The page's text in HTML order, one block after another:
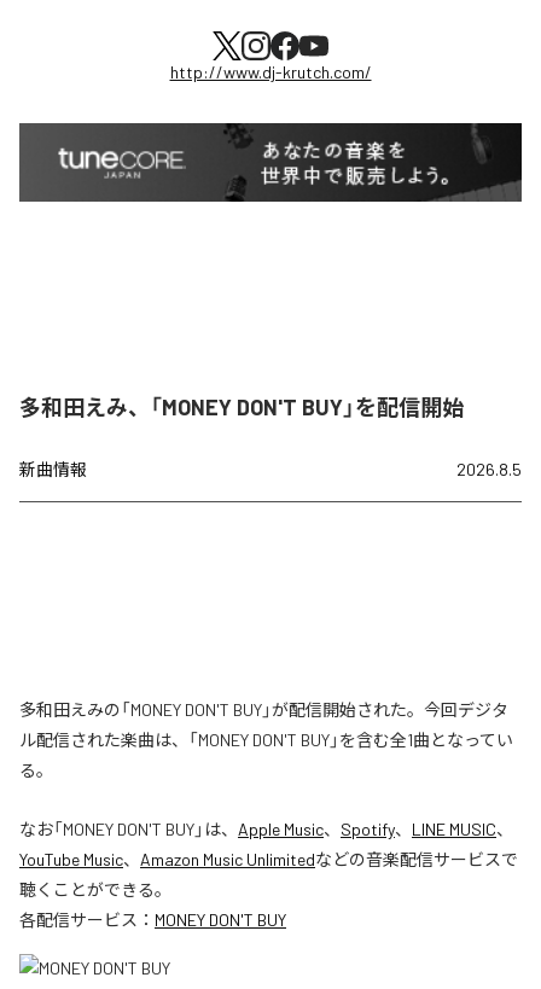
http://www.dj-krutch.com/
多和田えみ、「MONEY DON'T BUY」を配信開始
新曲情報 2026.8.5
多和田えみの「MONEY DON'T BUY」が配信開始された。今回デジタ
ル配信された楽曲は、「MONEY DON'T BUY」を含む全1曲となってい
る。
なお「MONEY DON'T BUY」は、 Apple Music、 Spotify、 LINE MUSIC、
YouTube Music、 Amazon Music Unlimitedなどの音楽配信サービスで
聴くことができる。
各配信サービス： MONEY DON'T BUY